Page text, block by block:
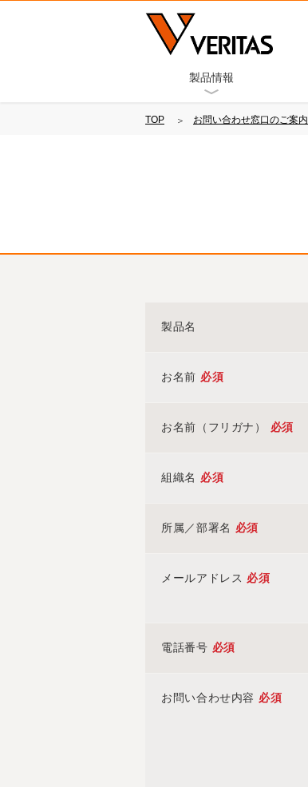
製品情報
TOP お問い合わせ窓口のご案内
製品名
お名前 必須
お名前（フリガナ） 必須
組織名 必須
所属／部署名 必須
メールアドレス 必須
電話番号 必須
お問い合わせ内容 必須